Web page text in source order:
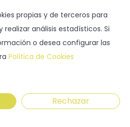
propias y de terceros para
análisis estadísticos. Si
o desea configurar las
Política de Cookies
Rechazar